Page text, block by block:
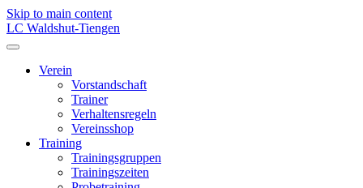
Skip to main content
LC Waldshut-Tiengen
Verein
Vorstandschaft
Trainer
Verhaltensregeln
Vereinsshop
Training
Trainingsgruppen
Trainingszeiten